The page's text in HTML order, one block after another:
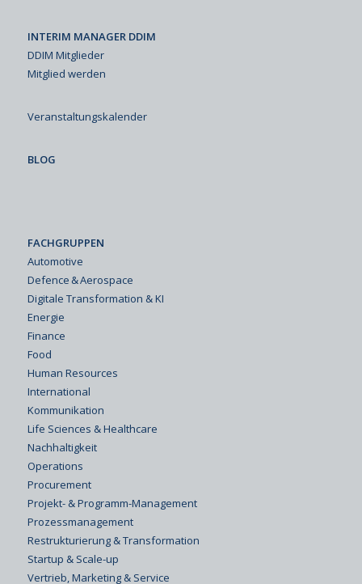
INTERIM MANAGER DDIM
DDIM Mitglieder
Mitglied werden
Veranstaltungskalender
BLOG
FACHGRUPPEN
Automotive
Defence & Aerospace
Digitale Transformation & KI
Energie
Finance
Food
Human Resources
International
Kommunikation
Life Sciences & Healthcare
Nachhaltigkeit
Operations
Procurement
Projekt- & Programm-Management
Prozessmanagement
Restrukturierung & Transformation
Startup & Scale-up
Vertrieb, Marketing & Service